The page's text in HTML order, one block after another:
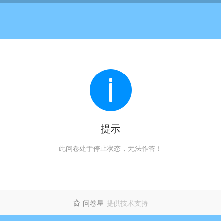
提示
此问卷处于停止状态，无法作答！
 问卷星 提供技术支持